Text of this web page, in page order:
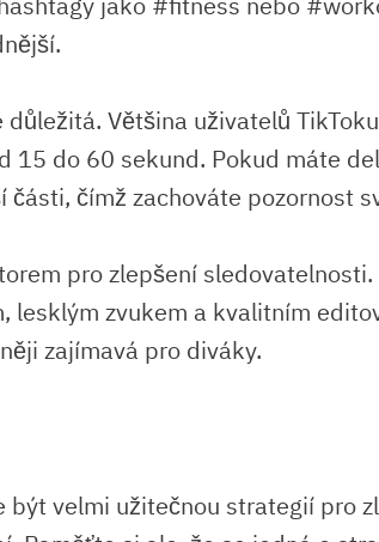
Většina uživatelů
15 do 60 sekund. Pokud máte
čímž zachováte pozornost
pro zlepšení
lesklým zvukem a kvalitním
zajímavá pro diváky.
být velmi užitečnou strategií pro